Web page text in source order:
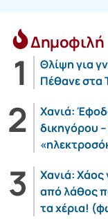
Δημοφιλή
Θλίψη για
Πέθανε στα
Χανιά:
δικηγόρου
Χανιά: Χάος
από λάθος
τα χέρια!